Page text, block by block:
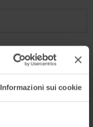
Informazioni sui cookie